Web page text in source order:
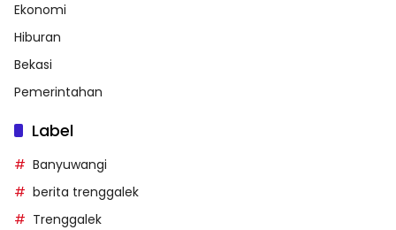
Ekonomi
Hiburan
Bekasi
Pemerintahan
Label
Banyuwangi
berita trenggalek
Trenggalek